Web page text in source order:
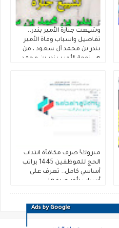
Ads by Google
وشيعت جنازة الأمير بندر..
تفاصيل واسباب وفاة الأمير
بندر بن محمد آل سعود ، من
هي زوجة الأمير بندر بن محمد
وش يتبع
مبروك! صرف مكافأة انتداب
الحج للموظفين 1445 براتب
أساسي كامل.. تعرف على
أسباب تأخر صرفها